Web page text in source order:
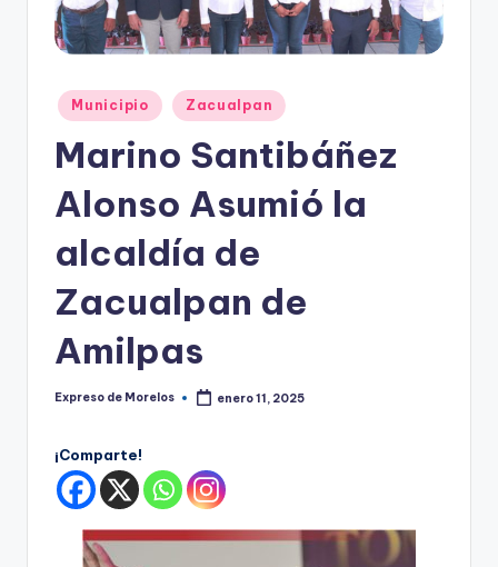
M
el
Publicado
en
Municipio Zacualpan
Marino Santibáñez
Alonso Asumió la
alcaldía de
Zacualpan de
Amilpas
Publicado
Expreso de Morelos enero 11, 2025
¡Comparte!